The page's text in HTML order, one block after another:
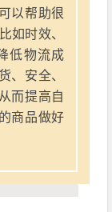
以帮助很
如时效、
低物流成
、安全、
而提高自
商品做好